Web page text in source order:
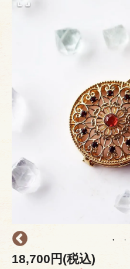
18,700円(税込)